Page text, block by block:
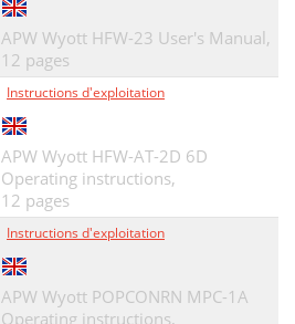
APW Wyott HFW-23 User's Manual,
12 pages
Instructions d'exploitation
APW Wyott HFW-AT-2D 6D
Operating instructions,
12 pages
Instructions d'exploitation
APW Wyott POPCONRN MPC-1A
Operating instructions,